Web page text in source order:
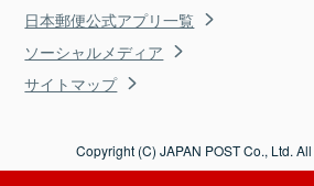
日本郵便公式アプリ一覧
ソーシャルメディア
サイトマップ
Copyright (C) JAPAN POST Co., Ltd.